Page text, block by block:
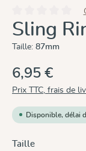
Note moyenne de
Sling
Taille: 87mm
6,95 €
Prix TTC, frais de
Disponible, délai
Sélectionnez
Taille